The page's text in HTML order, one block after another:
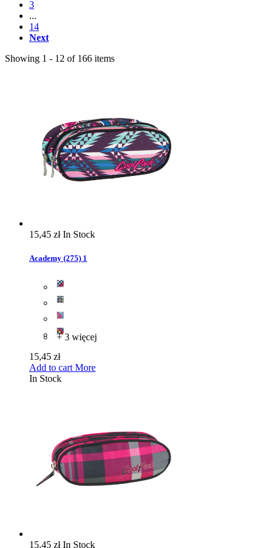
3
...
14
Next
Showing 1 - 12 of 166 items
15,45 złIn Stock
Academy (275) 1
+ 3 więcej
15,45 zł
Add to cart More
In Stock
15,45 złIn Stock